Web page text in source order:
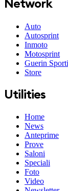
Network
Auto
Autosprint
Inmoto
Motosprint
Guerin
Store
Utilities
Home
News
Anteprime
Prove
Saloni
Speciali
Foto
Video